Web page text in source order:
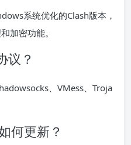
系统优化的Clash版本，
加密功能。
议？
、VMess、Troja
何更新？